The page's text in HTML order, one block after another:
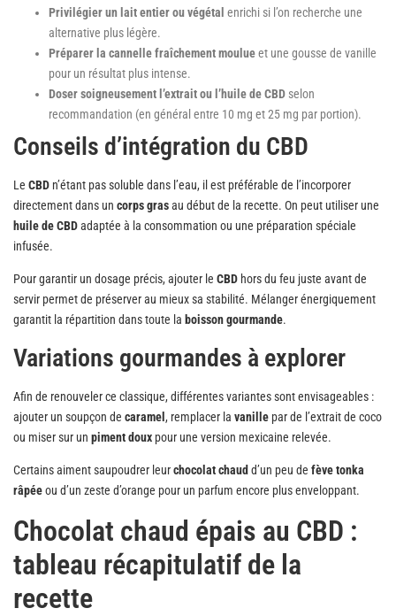
Privilégier un lait entier ou végétal enrichi si l’on recherche une
alternative plus légère.
Préparer la cannelle fraîchement moulueet une gousse de vanille
pour un résultat plus intense.
Doser soigneusement l’extrait ou l’huile de CBD selon
recommandation (en général entre 10 mg et 25 mg par portion).
Conseils d’intégration du CBD
Le CBD n’étant pas soluble dans l’eau, il est préférable de l’incorporer
directement dans un corps grasau début de la recette. On peut utiliser une
huile de CBDadaptée à la consommation ou une préparation spéciale
infusée.
Pour garantir un dosage précis, ajouter le CBD hors du feu juste avant de
servir permet de préserver au mieux sa stabilité. Mélanger énergiquement
garantit la répartition dans toute la boisson gourmande.
Variations gourmandes à explorer
Afin de renouveler ce classique, différentes variantes sont envisageables :
ajouter un soupçon de caramel , remplacer la vanille par de l’extrait de coco
ou miser sur un piment doux pour une version mexicaine relevée.
Certains aiment saupoudrer leurchocolat chaud d’un peu de fève tonka
râpéeou d’un zeste d’orange pour un parfum encore plus enveloppant.
Chocolat chaud épais au CBD :
tableau récapitulatif de la
recette